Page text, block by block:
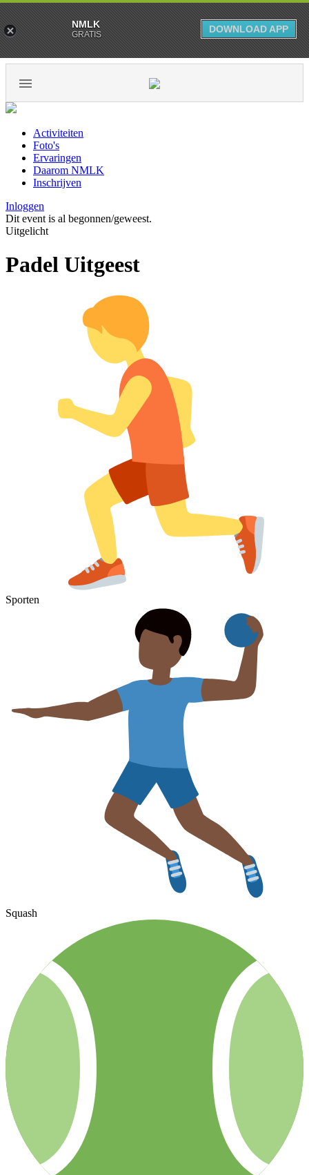
Activiteiten
Foto's
Ervaringen
Daarom NMLK
Inschrijven
Inloggen
Dit event is al begonnen/geweest.
Uitgelicht
Padel Uitgeest
Sporten
Squash
NMLK
GRATIS DOWNLOAD APP